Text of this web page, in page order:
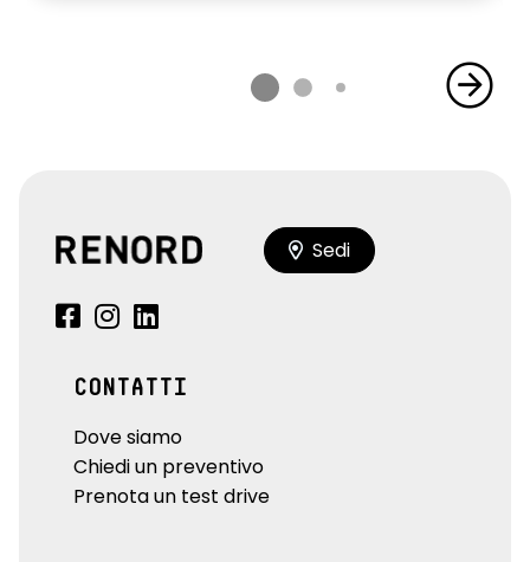
Sedi
CONTATTI
Dove siamo
Chiedi un preventivo
Prenota un test drive